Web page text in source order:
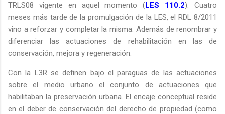
TRLS08 vigente en aquel momento (LES 110.2). Cuatro
meses más tarde de la promulgación de la LES, el RDL 8/2011
vino a reforzar y completar la misma. Además de renombrar y
diferenciar las actuaciones de rehabilitación en las de
conservación, mejora y regeneración.
Con la L3R se definen bajo el paraguas de las actuaciones
sobre el medio urbano el conjunto de actuaciones que
habilitaban la preservación urbana. El encaje conceptual reside
en el deber de conservación del derecho de propiedad (como